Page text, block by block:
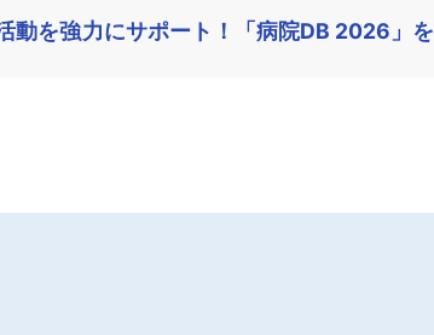
動を強力にサポート！「病院DB 2026